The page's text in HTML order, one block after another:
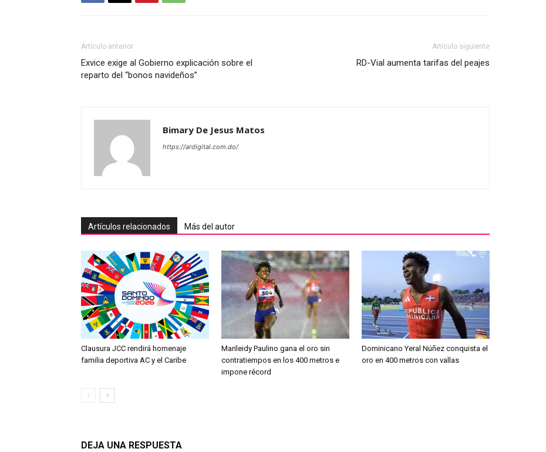
Artículo anterior
Exvice exige al Gobierno explicación sobre el
reparto del “bonos navideños”
Artículo siguiente
RD-Vial aumenta tarifas del peajes
Bimary De Jesus Matos
https://ardigital.com.do/
Artículos relacionados Más del autor
Clausura JCC rendirá homenaje
familia deportiva AC y el Caribe
Marileidy Paulino gana el oro sin
contratiempos en los 400 metros e
impone récord
Dominicano Yeral Núñez conquista el
oro en 400 metros con vallas
DEJA UNA RESPUESTA